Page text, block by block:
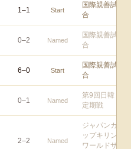
1–1 Start
国際親善試
合
0–2 Named
国際親善試
合
6–0 Start
国際親善試
合
0–1 Named
第9回日韓
定期戦
2–2 Named
ジャパンカ
ップキリン
ワールドサ